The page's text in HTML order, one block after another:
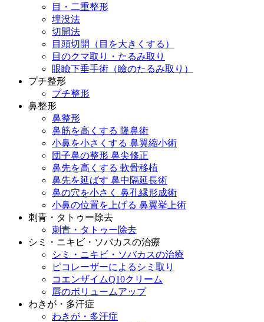
目・二重整形
埋没法
切開法
目頭切開（目を大きくする）
目のクマ取り・たるみ取り
眼瞼下垂手術（瞼のたるみ取り）
プチ整形
プチ整形
鼻整形
鼻整形
鼻筋を高くする 隆鼻術
小鼻を小さくする 鼻翼縮小術
団子鼻の整形 鼻尖修正
鼻先を高くする 軟骨移植
鼻先を延ばす 鼻中隔延長術
鼻の穴を小さく 鼻孔縁形成術
小鼻の位置を上げる 鼻翼挙上術
刺青・タトゥー除去
刺青・タトゥー除去
シミ・ニキビ・ソバカスの治療
シミ・ニキビ・ソバカスの治療
ピコレーザーによるシミ取り
コエンザイムQ10クリーム
唇のボリュームアップ
わきが・多汗症
わきが・多汗症